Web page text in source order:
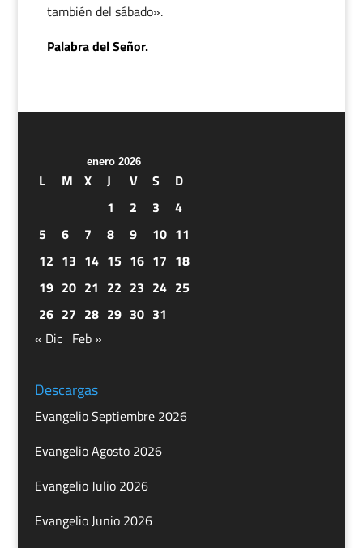
también del sábado».
Palabra del Señor.
enero 2026
L M X J V S
D
1
2 3
4
5
6 7 8 9 10 11
12 13 14 15 16 17 18
19 20 21 22 23 24 25
26 27 28 29 30 31
« Dic Feb »
Descargas
Evangelio Septiembre 2026
Evangelio Agosto 2026
Evangelio Julio 2026
Evangelio Junio 2026